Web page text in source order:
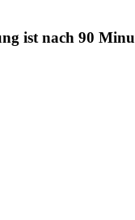
ist nach 90